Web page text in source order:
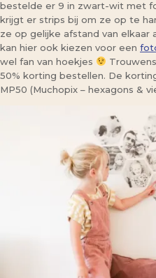
bestelde er 9 in zwart-wit met
krijgt er strips bij om ze op te
ze op gelijke afstand van elkaar
kan hier ook kiezen voor een
wel fan van hoekjes
50% korting bestellen. De
MP50 (Muchopix – hexagons &